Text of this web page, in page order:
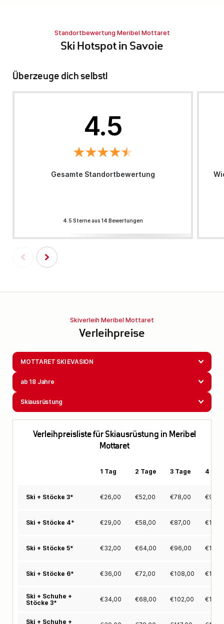
Standortbewertung Meribel Mottaret
Ski Hotspot in Savoie
Überzeuge dich selbst!
4.5
Gesamte Standortbewertung
4.5 Sterne aus 14 Bewertungen
Skiverleih Meribel Mottaret
Verleihpreise
MOTTARET SKI EVASION
ab 18 Jahre
Skiausrüstung
Verleihpreisliste für Skiausrüstung in Meribel
Mottaret
1 Tag 2 Tage 3 Tage 4
Ski + Stöcke 3* €26,00 €52,00 €78,00 €
Ski + Stöcke 4* €29,00 €58,00 €87,00 €
Ski + Stöcke 5* €32,00 €64,00 €96,00 €
Ski + Stöcke 6* €36,00 €72,00 €108,00 €
Ski + Schuhe +
Stöcke 3*
€34,00 €68,00 €102,00 €
Ski + Schuhe +